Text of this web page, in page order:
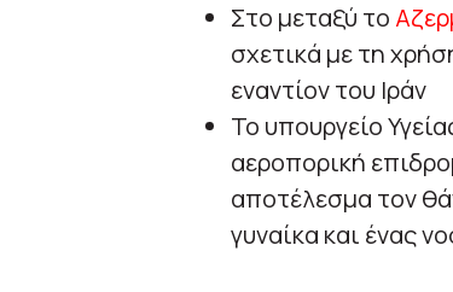
Στο μεταξύ το
σχετικά με τη
εναντίον του Ιράν
Το υπουργείο
αεροπορική
αποτέλεσμα τον
γυναίκα και ένας